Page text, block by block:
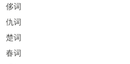
侈词
仇词
楚词
春词